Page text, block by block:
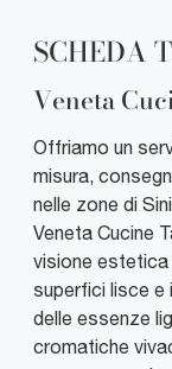
SCHEDA
Veneta
Offriamo un
misura,
nelle zone di
Veneta Cucine
visione estetica
superfici lisce e
delle essenze
cromatiche